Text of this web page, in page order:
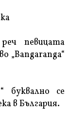
певицата
„Bangaranga“
буквално се
в България.